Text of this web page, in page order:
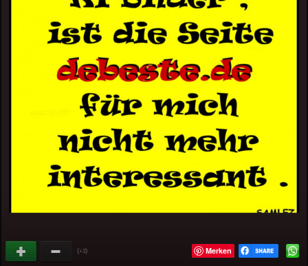
(+3) Merken